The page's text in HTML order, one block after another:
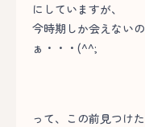
にしていますが、
今時期しか会えない
ぁ・・・(^^;
って、この前見つけ